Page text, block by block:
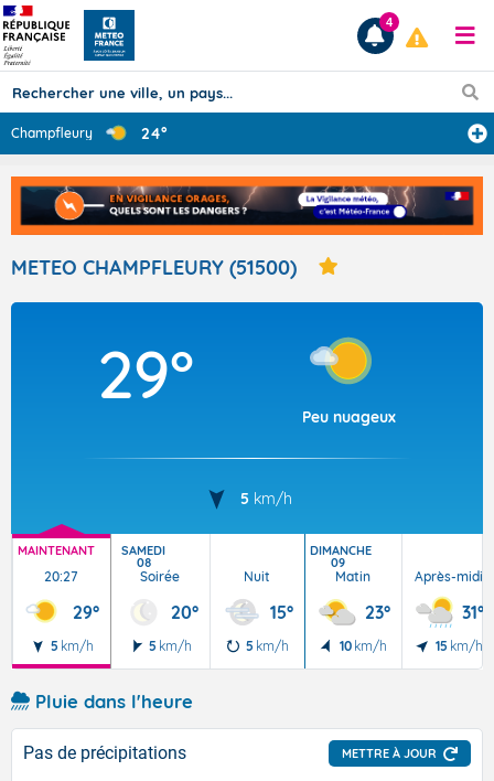
Prévisions
TOUS LES RÉSULTATS
Articles
4
Champfleury 24°
METEO CHAMPFLEURY (51500)
29°
Peu nuageux
5 km/h
MAINTENANT
20:27
29°
5 km/h
SAMEDI
08
Soirée
20°
5 km/h
Nuit
15°
5 km/h
DIMANCHE
09
Matin
23°
10 km/h
Après-midi
31°
15 km/h
Pluie dans l'heure
Pas de précipitations METTRE À JOUR